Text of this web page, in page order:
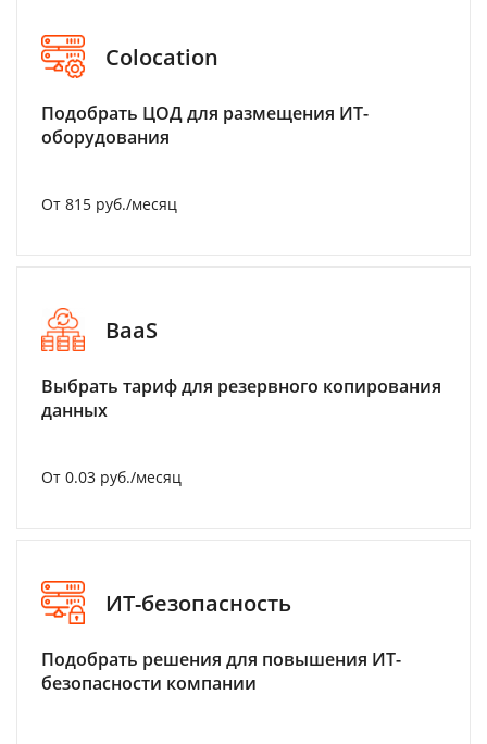
Colocation
Подобрать ЦОД для размещения ИТ-
оборудования
От 815 руб./месяц
BaaS
Выбрать тариф для резервного копирования
данных
От 0.03 руб./месяц
ИТ-безопасность
Подобрать решения для повышения ИТ-
безопасности компании